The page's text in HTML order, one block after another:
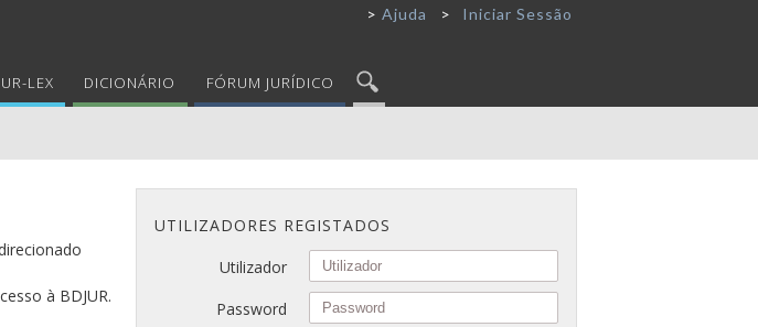
Ajuda Iniciar Sessão
LEX DICIONÁRIO FÓRUM JURÍDICO
UTILIZADORES REGISTADOS
Utilizador
Password
à BDJUR.